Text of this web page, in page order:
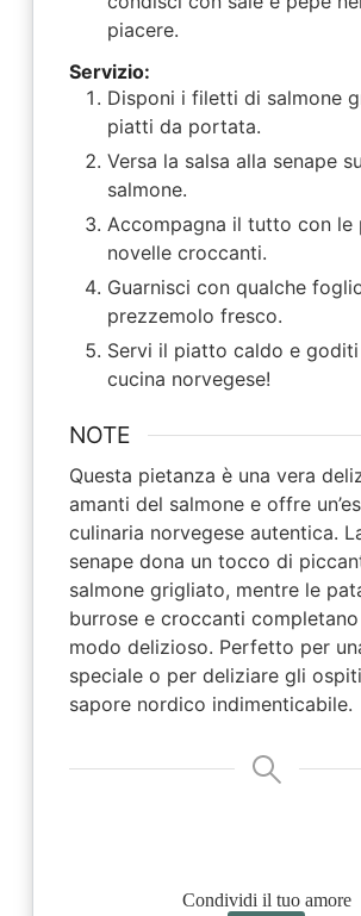
piacere.
Servizio:
Disponi i filetti di salmone
piatti da portata.
Versa la salsa alla senape
salmone.
Accompagna il tutto con le
novelle croccanti.
Guarnisci con qualche
prezzemolo fresco.
Servi il piatto caldo e
cucina norvegese!
NOTE
Questa pietanza è una vera
amanti del salmone e offre
culinaria norvegese autentica.
senape dona un tocco di
salmone grigliato, mentre le
burrose e croccanti
modo delizioso. Perfetto per
speciale o per deliziare gli
sapore nordico indimenticabile.
Condividi il tuo amore